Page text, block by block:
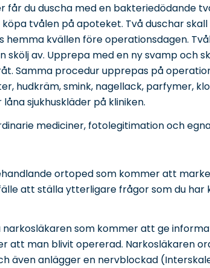
får du duscha med en bakteriedödande
tvålen på apoteket. Två duschar
hemma kvällen före operationsdagen.
skölj av. Upprepa med en ny svamp och
Samma procedur upprepas på
hudkräm, smink, nagellack, parfymer,
sjukhuskläder på kliniken.
mediciner, fotolegitimation och
ortoped som kommer att
att ställa ytterligare frågor som du har
som kommer att ge
att man blivit opererad. Narkosläkaren
även anlägger en nervblockad